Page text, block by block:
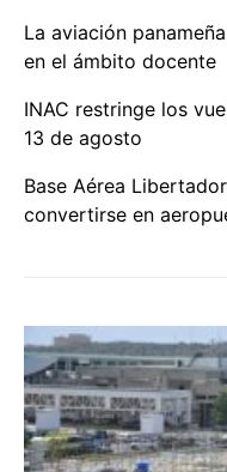
La aviación
en el ámbito docente
INAC restringe los
13 de agosto
Base Aérea
convertirse en